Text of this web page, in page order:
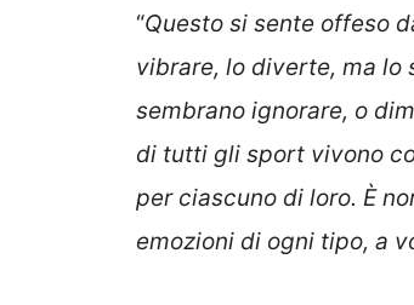
“Questo si sente offeso
vibrare, lo diverte, ma lo
sembrano ignorare, o
di tutti gli sport vivono
per ciascuno di loro. È
emozioni di ogni tipo, a